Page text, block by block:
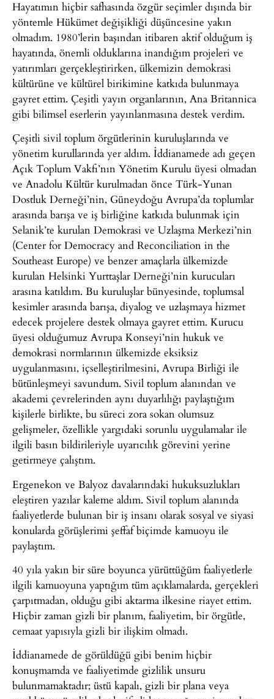
Hayatımın hiçbir safhasında özgür seçimler dışında bir
yöntemle Hükümet değişikliği düşüncesine yakın
olmadım. 1980’lerin başından itibaren aktif olduğum iş
hayatında, önemli olduklarına inandığım projeleri ve
yatırımları gerçekleştirirken, ülkemizin demokrasi
kültürüne ve kültürel birikimine katkıda bulunmaya
gayret ettim. Çeşitli yayın organlarının, Ana Britannica
gibi bilimsel eserlerin yayınlanmasına destek verdim.
Çeşitli sivil toplum örgütlerinin kuruluşlarında ve
yönetim kurullarında yer aldım. İddianamede adı geçen
Açık Toplum Vakfı’nın Yönetim Kurulu üyesi olmadan
ve Anadolu Kültür kurulmadan önce Türk-Yunan
Dostluk Derneği’nin, Güneydoğu Avrupa’da toplumlar
arasında barışa ve iş birliğine katkıda bulunmak için
Selanik’te kurulan Demokrasi ve Uzlaşma Merkezi’nin
(Center for Democracy and Reconciliation in the
Southeast Europe) ve benzer amaçlarla ülkemizde
kurulan Helsinki Yurttaşlar Derneği’nin kurucuları
arasına katıldım. Bu kuruluşlar bünyesinde, toplumsal
kesimler arasında barışa, diyalog ve uzlaşmaya hizmet
edecek projelere destek olmaya gayret ettim. Kurucu
üyesi olduğumuz Avrupa Konseyi’nin hukuk ve
demokrasi normlarının ülkemizde eksiksiz
uygulanmasını, içselleştirilmesini, Avrupa Birliği ile
bütünleşmeyi savundum. Sivil toplum alanından ve
akademi çevrelerinden aynı duyarlılığı paylaştığım
kişilerle birlikte, bu süreci zora sokan olumsuz
gelişmeler, özellikle yargıdaki sorunlu uygulamalar ile
ilgili basın bildirileriyle uyarıcılık görevini yerine
getirmeye çalıştım.
Ergenekon ve Balyoz davalarındaki hukuksuzlukları
eleştiren yazılar kaleme aldım. Sivil toplum alanında
faaliyetlerde bulunan bir iş insanı olarak sosyal ve siyasi
konularda görüşlerimi şeffaf biçimde kamuoyu ile
paylaştım.
40 yıla yakın bir süre boyunca yürüttüğüm faaliyetlerle
ilgili kamuoyuna yaptığım tüm açıklamalarda, gerçekleri
çarpıtmadan, olduğu gibi aktarma ilkesine riayet ettim.
Hiçbir zaman gizli bir planım, faaliyetim, bir örgütle,
cemaat yapısıyla gizli bir ilişkim olmadı.
İddianamede de görüldüğü gibi benim hiçbir
konuşmamda ve faaliyetimde gizlilik unsuru
bulunmamaktadır; üstü kapalı, gizli bir plana veya